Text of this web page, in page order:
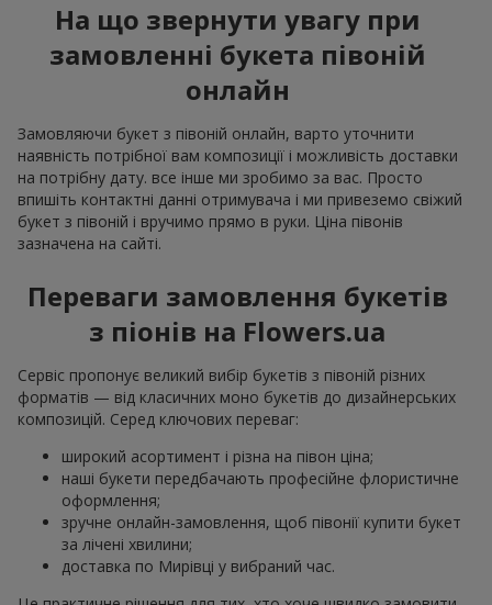
На що звернути увагу при
замовленні букета півоній
онлайн
Замовляючи букет з півоній онлайн, варто уточнити
наявність потрібної вам композиції і можливість доставки
на потрібну дату. все інше ми зробимо за вас. Просто
впишіть контактні данні отримувача і ми привеземо свіжий
букет з півоній і вручимо прямо в руки. Ціна півонів
зазначена на сайті.
Переваги замовлення букетів
з піонів на Flowers.ua
Сервіс пропонує великий вибір букетів з півоній різних
форматів — від класичних моно букетів до дизайнерських
композицій. Серед ключових переваг:
широкий асортимент і різна на півон ціна;
наші букети передбачають професійне флористичне
оформлення;
зручне онлайн-замовлення, щоб півонії купити букет
за лічені хвилини;
доставка по Мирівці у вибраний час.